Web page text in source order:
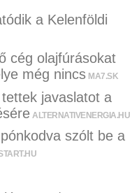
a Kelenföldi
cég olajfúrásokat
még nincs MA7.SK
javaslatot a
ALTERNATIVENERGIA.HU
szólt be a